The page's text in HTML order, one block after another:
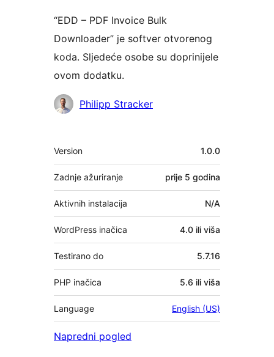
“EDD – PDF Invoice Bulk
Downloader” je softver otvorenog
koda. Sljedeće osobe su doprinijele
ovom dodatku.
SuradniciPhilipp Stracker
Meta
Version 1.0.0
Zadnje ažuriranje prije 5 godina
Aktivnih instalacija N/A
WordPress inačica 4.0 ili viša
Testirano do 5.7.16
PHP inačica 5.6 ili viša
Language English (US)
Napredni pogled